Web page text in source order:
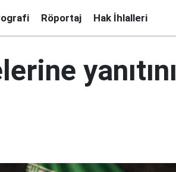
Röportaj Hak İhlalleri
yanıtını